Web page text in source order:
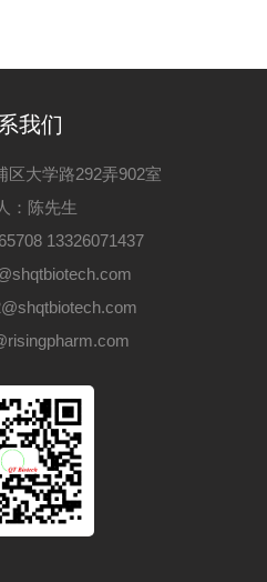
我们
区大学路292弄902室
：陈先生
13326071437